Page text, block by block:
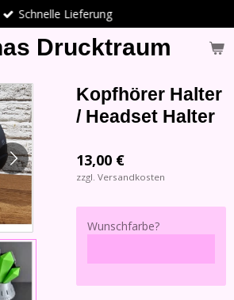
Drucktraum
Schnelle Lieferung
Kopfhörer Halter
/ Headset Halter
13,00 €
zzgl. Versandkosten
Wunschfarbe?